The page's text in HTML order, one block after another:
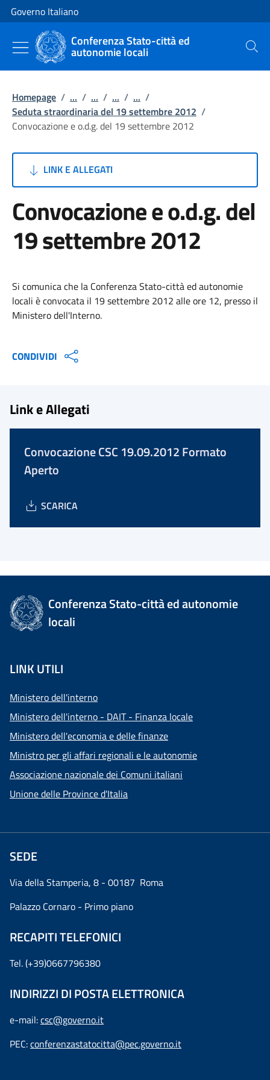
Vai al contenuto
Vai alla navigazione del sito
Governo Italiano
Conferenza Stato-città ed
autonomie locali Cerca
Homepage / ... / ... / ... / ... /
Seduta straordinaria del 19 settembre 2012 /
Convocazione e o.d.g. del 19 settembre 2012
LINK E ALLEGATI
Convocazione e o.d.g. del
19 settembre 2012
Si comunica che la Conferenza Stato-città ed autonomie
locali è convocata il 19 settembre 2012 alle ore 12, presso il
Ministero dell'Interno.
CONDIVIDI
Link e Allegati
Convocazione CSC 19.09.2012 Formato
Aperto
SCARICA
Conferenza Stato-città ed autonomie
locali
LINK UTILI
Ministero dell'interno
Ministero dell'interno - DAIT - Finanza locale
Ministero dell'economia e delle finanze
Ministro per gli affari regionali e le autonomie
Associazione nazionale dei Comuni italiani
Unione delle Province d'Italia
SEDE
Via della Stamperia, 8 - 00187 Roma
Palazzo Cornaro - Primo piano
RECAPITI TELEFONICI
Tel. (+39)0667796380
INDIRIZZI DI POSTA ELETTRONICA
e-mail:csc@governo.it
PEC:conferenzastatocitta@pec.governo.it